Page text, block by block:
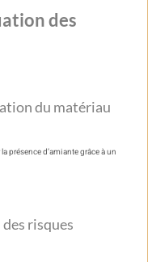
des
du matériau
présence d’amiante grâce à un
risques